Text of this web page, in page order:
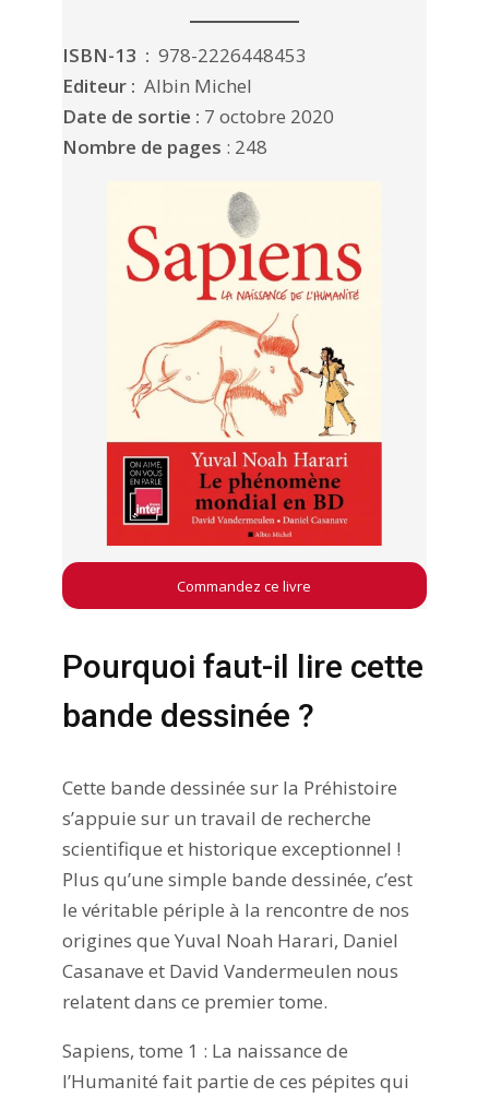
ISBN-13 ‏ : ‎ 978-2226448453
Editeur : Albin Michel
Date de sortie : 7 octobre 2020
Nombre de pages : 248
Commandez ce livre
Pourquoi faut-il lire cette
bande dessinée ?
Cette bande dessinée sur la Préhistoire
s’appuie sur un travail de recherche
scientifique et historique exceptionnel !
Plus qu’une simple bande dessinée, c’est
le véritable périple à la rencontre de nos
origines que Yuval Noah Harari, Daniel
Casanave et David Vandermeulen nous
relatent dans ce premier tome.
Sapiens, tome 1 : La naissance de
l’Humanité fait partie de ces pépites qui